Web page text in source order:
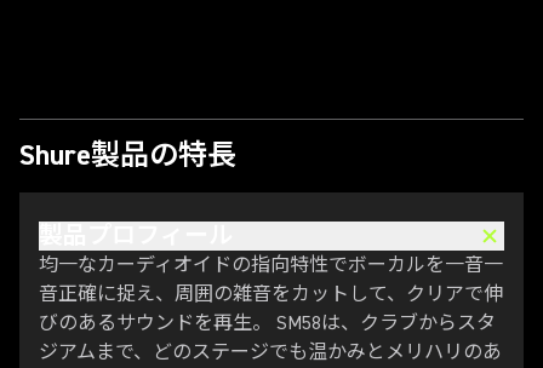
Shure製品の特長
均一なカーディオイドの指向特性でボーカルを一音一
音正確に捉え、周囲の雑音をカットして、クリアで伸
びのあるサウンドを再生。 SM58は、クラブからスタ
ジアムまで、どのステージでも温かみとメリハリのあ